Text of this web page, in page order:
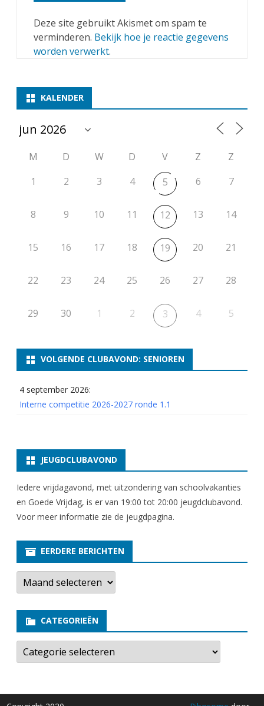
Deze site gebruikt Akismet om spam te
verminderen. Bekijk hoe je reactie gegevens
worden verwerkt.
KALENDER
M D W D V Z
Z
1
2 3 4 5 6 7
8 9 10 11 12 13 14
15 16 17 18 19 20 21
22 23 24 25 26 27 28
29 30 1 2 3 4 5
VOLGENDE CLUBAVOND: SENIOREN
4 september 2026:
Interne competitie 2026-2027 ronde 1.1
JEUGDCLUBAVOND
Iedere vrijdagavond, met uitzondering van schoolvakanties
en Goede Vrijdag, is er van 19:00 tot 20:00 jeugdclubavond.
Voor meer informatie zie de jeugdpagina.
EERDERE BERICHTEN
E
r
e
e
b
r
t
CATEGORIEËN
C
t
o
r